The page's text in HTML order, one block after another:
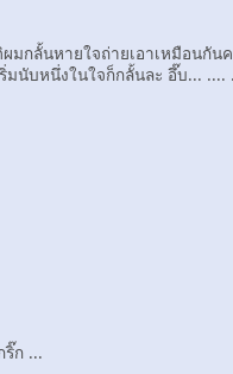
มกลั้นหายใจถ่ายเอาเหมือนกัน
มนับหนึ่งในใจก็กลั้นละ อึ๊บ... ....
ริ๊ก ...